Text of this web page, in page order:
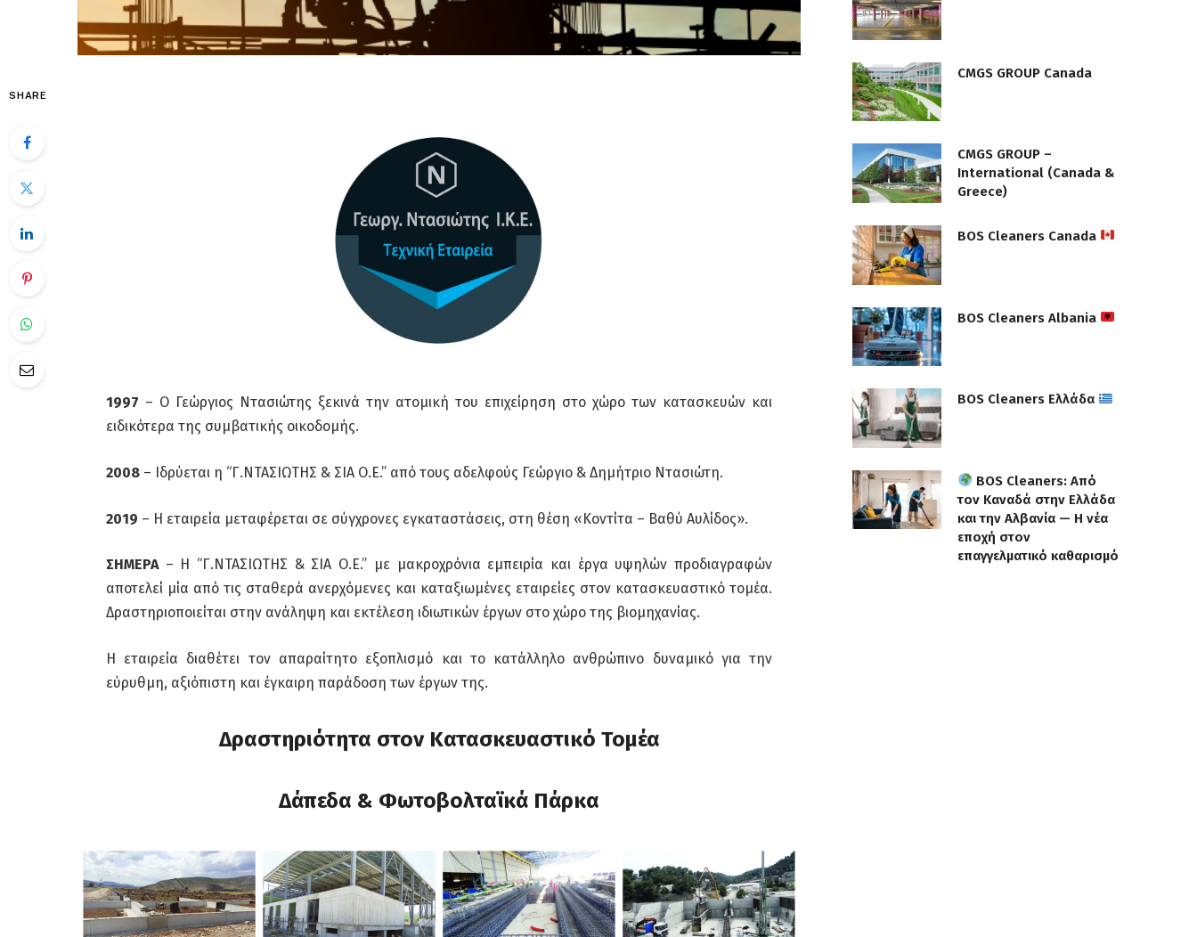
SHARE
1997 – Ο Γεώργιος Ντασιώτης ξεκινά την ατομική του επιχείρηση στο χώρο των κατασκευών και
ειδικότερα της συμβατικής οικοδομής.
2008– Ιδρύεται η “Γ.ΝΤΑΣΙΩΤΗΣ & ΣΙΑ Ο.Ε.” από τους αδελφούς Γεώργιο & Δημήτριο Ντασιώτη.
2019 – Η εταιρεία μεταφέρεται σε σύγχρονες εγκαταστάσεις, στη θέση «Κοντίτα – Βαθύ Αυλίδος».
ΣΗΜΕΡΑ– Η “Γ.ΝΤΑΣΙΩΤΗΣ & ΣΙΑ Ο.Ε.” με μακροχρόνια εμπειρία και έργα υψηλών προδιαγραφών
αποτελεί μία από τις σταθερά ανερχόμενες και καταξιωμένες εταιρείες στον κατασκευαστικό τομέα.
Δραστηριοποιείται στην ανάληψη και εκτέλεση ιδιωτικών έργων στο χώρο της βιομηχανίας.
Η εταιρεία διαθέτει τον απαραίτητο εξοπλισμό και το κατάλληλο ανθρώπινο δυναμικό για την
εύρυθμη, αξιόπιστη και έγκαιρη παράδοση των έργων της.
Δραστηριότητα στον Κατασκευαστικό Τομέα
Δάπεδα & Φωτοβολταϊκά Πάρκα
CMGS GROUP Canada
CMGS GROUP –
International (Canada &
Greece)
BOS Cleaners Canada
BOS Cleaners Albania
BOS Cleaners Ελλάδα
BOS Cleaners: Από
τον Καναδά στην Ελλάδα
και την Αλβανία — Η νέα
εποχή στον
επαγγελματικό καθαρισμό